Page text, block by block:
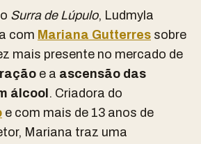
Surra de Lúpulo, Ludmyla
com Mariana Gutterres sobre
mais presente no mercado de
e a ascensão das
álcool . Criadora do
e com mais de 13 anos de
Mariana traz uma